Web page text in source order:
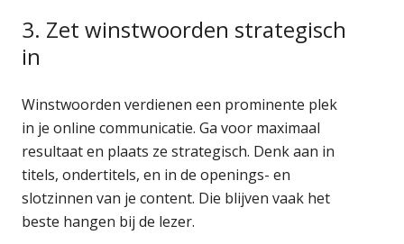
3. Zet winstwoorden strategisch
in
Winstwoorden verdienen een prominente plek
in je online communicatie. Ga voor maximaal
resultaat en plaats ze strategisch. Denk aan in
titels, ondertitels, en in de openings- en
slotzinnen van je content. Die blijven vaak het
beste hangen bij de lezer.